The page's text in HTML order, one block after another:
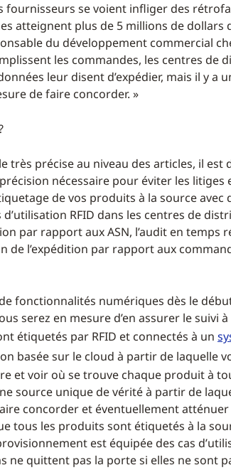
fournisseurs se voient infliger des
atteignent plus de 5 millions de dollars
du développement commercial
les commandes, les centres de
leur disent d’expédier, mais il y a
de faire concorder. »
très précise au niveau des articles, il
nécessaire pour éviter les
de vos produits à la source avec
RFID dans les centres de
par rapport aux ASN, l’audit en temps
de l’expédition par rapport aux
fonctionnalités numériques dès le
serez en mesure d’en assurer le suivi
étiquetés par RFID et connectés à un
basée sur le cloud à partir de laquelle
et voir où se trouve chaque produit à
source unique de vérité à partir de
concorder et éventuellement
tous les produits sont étiquetés à la
est équipée des cas
ne quittent pas la porte si elles ne sont